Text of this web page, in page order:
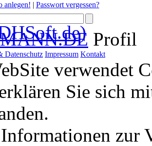
anlegen! | Passwort vergessen?
Profil
Datenschutz Impressum Kontakt
verwendet
Sie sich
zur